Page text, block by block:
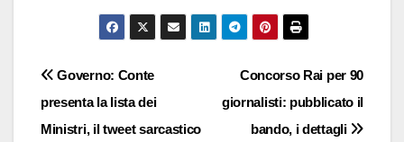
Navigazione
articoli
Concorso Rai per 90
giornalisti: pubblicato il
bando, i dettagli
Governo: Conte
presenta la lista dei
Ministri, il tweet sarcastico